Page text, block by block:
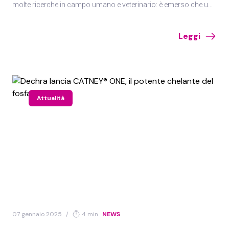
Bovino/bufala Cane
Gatto
molte ricerche in campo umano e veterinario: è emerso che un
intestinale e le sue incredibili interazioni con molteplici apparati e
Leggi
Attualità
07 gennaio 2025 / 4 min NEWS